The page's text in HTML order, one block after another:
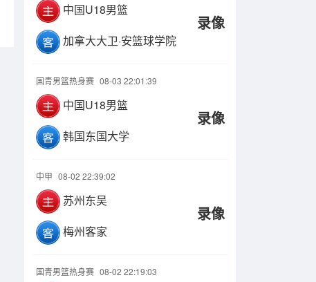
中国U18男篮
加拿大大卫·安篮球学院
录像
国青男篮热身赛 08-03 22:01:39
中国U18男篮
韩国东国大学
录像
中甲 08-02 22:39:02
苏州东吴
梅州客家
录像
国青男篮热身赛 08-02 22:19:03